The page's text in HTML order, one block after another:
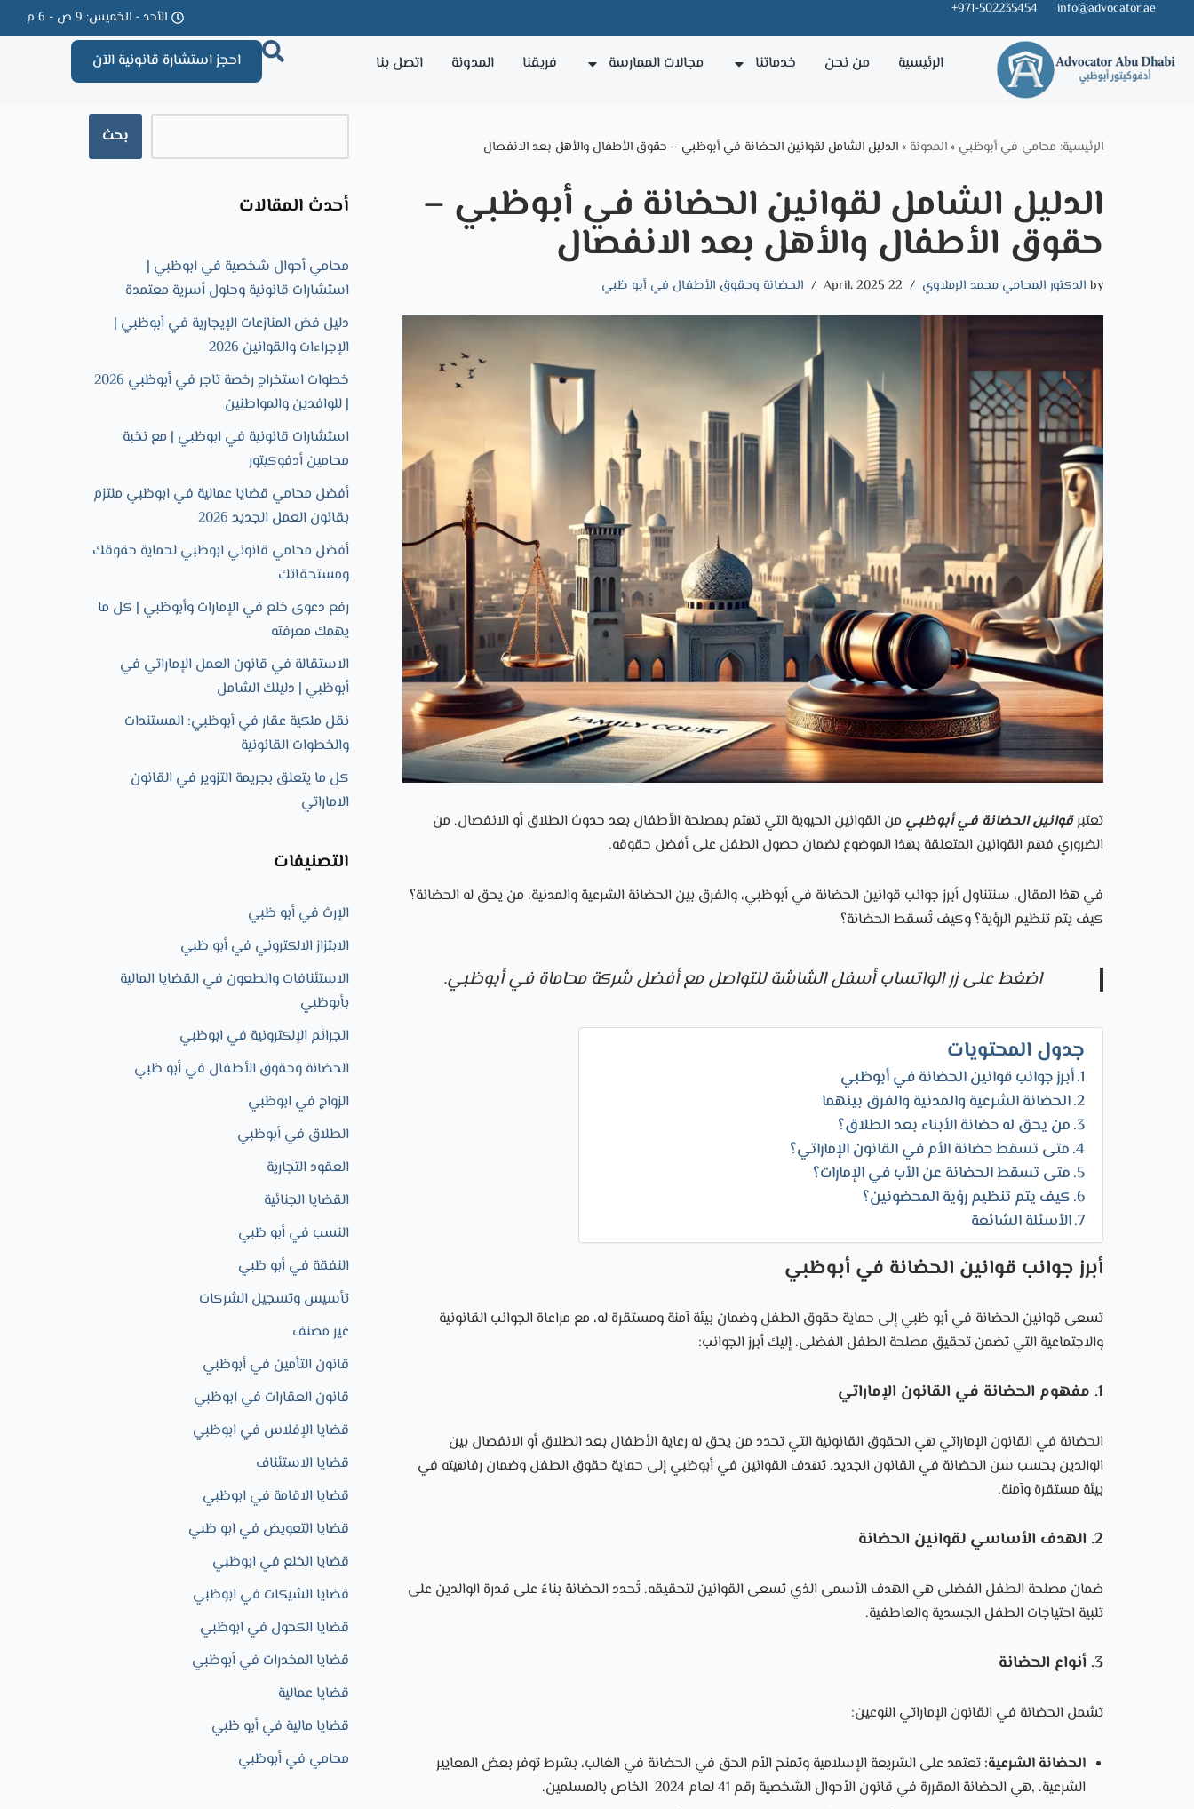
to
info@advocator.ae
971-502235454+ الأحد - الخميس: 9 ص - 6 م
الرئيسية من نحن خدماتنا مجالات الممارسة فريقنا المدونة اتصل بنا احجز استشارة قانونية الآن
الرئيسية: محامي في أبوظبي »المدونة »الدليل الشامل لقوانين الحضانة في أبوظبي – حقوق الأطفال والأهل بعد الانفصال
الدليل الشامل لقوانين الحضانة في أبوظبي –
حقوق الأطفال والأهل بعد الانفصال
by الدكتور المحامي محمد الرملاوي 22 April، 2025 الحضانة وحقوق الأطفال في أبو ظبي
تعتبرقوانين الحضانة في أبوظبي من القوانين الحيوية التي تهتم بمصلحة الأطفال بعد حدوث الطلاق أو الانفصال. من
الضروري فهم القوانين المتعلقة بهذا الموضوع لضمان حصول الطفل على أفضل حقوقه.
في هذا المقال، سنتناول أبرز جوانب قوانين الحضانة في أبوظبي، والفرق بين الحضانة الشرعية والمدنية. من يحق له الحضانة؟
كيف يتم تنظيم الرؤية؟ وكيف تُسقط الحضانة؟
اضغط على زر الواتساب أسفل الشاشة للتواصل مع أفضلشركة محاماة في أبوظبي.
جدول المحتويات
أبرز جوانب قوانين الحضانة في أبوظبي
الحضانة الشرعية والمدنية والفرق بينهما
من يحق له حضانة الأبناء بعد الطلاق؟
متى تسقط حضانة الأم في القانون الإماراتي؟
متى تسقط الحضانة عن الأب في الإمارات؟
كيف يتم تنظيم رؤية المحضونين؟
الأسئلة الشائعة
أبرز جوانب قوانين الحضانة في أبوظبي
تسعى قوانين الحضانة في أبو ظبي إلى حماية حقوق الطفل وضمان بيئة آمنة ومستقرة له، مع مراعاة الجوانب القانونية
والاجتماعية التي تضمن تحقيق مصلحة الطفل الفضلى. إليك أبرز الجوانب:
1. مفهوم الحضانة في القانون الإماراتي
الحضانة في القانون الإماراتي هي الحقوق القانونية التي تحدد من يحق له رعاية الأطفال بعد الطلاق أو الانفصال بين
الوالدين بحسب سن الحضانة في القانون الجديد. تهدف القوانين في أبوظبي إلى حماية حقوق الطفل وضمان رفاهيته في
بيئة مستقرة وآمنة.
2. الهدف الأساسي لقوانين الحضانة
ضمان مصلحة الطفل الفضلى هي الهدف الأسمى الذي تسعى القوانين لتحقيقه. تُحدد الحضانة بناءً على قدرة الوالدين على
تلبية احتياجات الطفل الجسدية والعاطفية.
3. أنواع الحضانة
تشمل الحضانة في القانون الإماراتي النوعين:
الحضانة الشرعية: تعتمد على الشريعة الإسلامية وتمنح الأم الحق في الحضانة في الغالب، بشرط توفر بعض المعايير
الشرعية. ,هي الحضانة المقررة في قانون الأحوال الشخصية رقم 41 لعام 2024 الخاص بالمسلمين.
بحث
أحدث المقالات
محامي أحوال شخصية في ابوظبي |
استشارات قانونية وحلول أسرية معتمدة
دليل فض المنازعات الإيجارية في أبوظبي |
الإجراءات والقوانين 2026
خطوات استخراج رخصة تاجر في أبوظبي 2026
| للوافدين والمواطنين
استشارات قانونية في ابوظبي | مع نخبة
محامين أدفوكيتور
أفضل محامي قضايا عمالية في ابوظبي ملتزم
بقانون العمل الجديد 2026
أفضل محامي قانوني ابوظبي لحماية حقوقك
ومستحقاتك
رفع دعوى خلع في الإمارات وأبوظبي | كل ما
يهمك معرفته
الاستقالة في قانون العمل الإماراتي في
أبوظبي | دليلك الشامل
نقل ملكية عقار في أبوظبي: المستندات
والخطوات القانونية
كل ما يتعلق بجريمة التزوير في القانون
الاماراتي
التصنيفات
الإرث في أبو ظبي
الابتزاز الالكتروني في أبو ظبي
الاستئنافات والطعون في القضايا المالية
بأبوظبي
الجرائم الإلكترونية في ابوظبي
الحضانة وحقوق الأطفال في أبو ظبي
الزواج في ابوظبي​
الطلاق في أبوظبي
العقود التجارية​
القضايا الجنائية
النسب في أبو ظبي
النفقة في أبو ظبي
تأسيس وتسجيل الشركات
غير مصنف
قانون التأمين في أبوظبي
قانون العقارات في ابوظبي
قضايا الإفلاس في ابوظبي
قضايا الاستئناف
قضايا الاقامة في ابوظبي
قضايا التعويض في ابو ظبي
قضايا الخلع في ابوظبي
قضايا الشيكات في ابوظبي
قضايا الكحول في ابوظبي
قضايا المخدرات في أبوظبي
قضايا عمالية
قضايا مالية في أبو ظبي
محامي في أبوظبي